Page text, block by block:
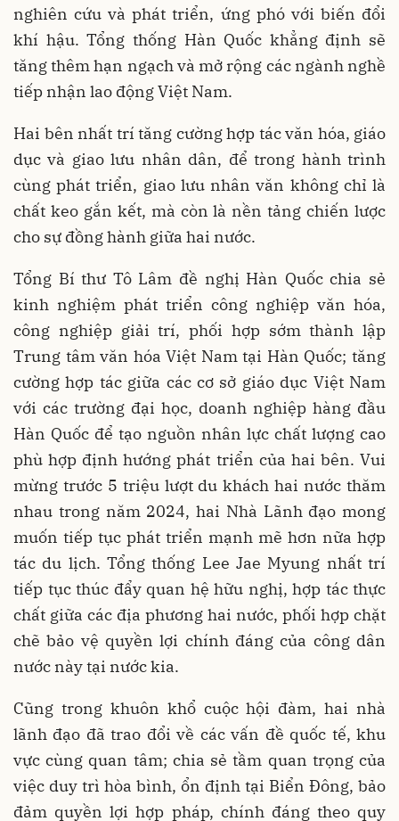
nghiên cứu và phát triển, ứng phó với biến đổi
khí hậu. Tổng thống Hàn Quốc khẳng định sẽ
tăng thêm hạn ngạch và mở rộng các ngành nghề
tiếp nhận lao động Việt Nam.
Hai bên nhất trí tăng cường hợp tác văn hóa, giáo
dục và giao lưu nhân dân, để trong hành trình
cùng phát triển, giao lưu nhân văn không chỉ là
chất keo gắn kết, mà còn là nền tảng chiến lược
cho sự đồng hành giữa hai nước.
Tổng Bí thư Tô Lâm đề nghị Hàn Quốc chia sẻ
kinh nghiệm phát triển công nghiệp văn hóa,
công nghiệp giải trí, phối hợp sớm thành lập
Trung tâm văn hóa Việt Nam tại Hàn Quốc; tăng
cường hợp tác giữa các cơ sở giáo dục Việt Nam
với các trường đại học, doanh nghiệp hàng đầu
Hàn Quốc để tạo nguồn nhân lực chất lượng cao
phù hợp định hướng phát triển của hai bên. Vui
mừng trước 5 triệu lượt du khách hai nước thăm
nhau trong năm 2024, hai Nhà Lãnh đạo mong
muốn tiếp tục phát triển mạnh mẽ hơn nữa hợp
tác du lịch. Tổng thống Lee Jae Myung nhất trí
tiếp tục thúc đẩy quan hệ hữu nghị, hợp tác thực
chất giữa các địa phương hai nước, phối hợp chặt
chẽ bảo vệ quyền lợi chính đáng của công dân
nước này tại nước kia.
Cũng trong khuôn khổ cuộc hội đàm, hai nhà
lãnh đạo đã trao đổi về các vấn đề quốc tế, khu
vực cùng quan tâm; chia sẻ tầm quan trọng của
việc duy trì hòa bình, ổn định tại Biển Đông, bảo
đảm quyền lợi hợp pháp, chính đáng theo quy